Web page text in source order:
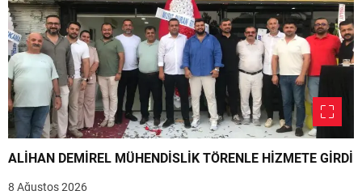
ALİHAN DEMİREL MÜHENDİSLİK TÖRENLE HİZMETE GİRDİ
8 Ağustos 2026